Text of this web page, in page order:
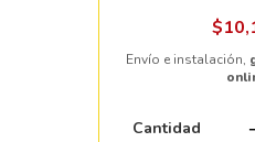
$10,
Envío e instalación,
Cantidad